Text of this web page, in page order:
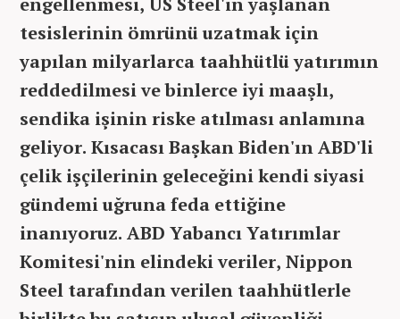
tesislerinin ömrünü uzatmak için
yapılan milyarlarca taahhütlü yatırımın
reddedilmesi ve binlerce iyi maaşlı,
sendika işinin riske atılması anlamına
geliyor. Kısacası Başkan Biden'ın ABD'li
çelik işçilerinin geleceğini kendi siyasi
gündemi uğruna feda ettiğine
inanıyoruz. ABD Yabancı Yatırımlar
Komitesi'nin elindeki veriler, Nippon
Steel tarafından verilen taahhütlerle